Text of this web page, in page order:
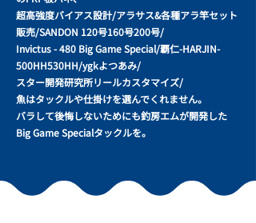
超高強度バイアス設計/アラサス&各種アラ竿セット
販売/SANDON 120号160号200号/
Invictus - 480 Big Game Special/覇仁-HARJIN-
500HH530HH/ygkよつあみ/
スター開発研究所リールカスタマイズ/
魚はタックルや仕掛けを選んでくれません。
バラして後悔しないためにも釣房エムが開発した
Big Game Specialタックルを。